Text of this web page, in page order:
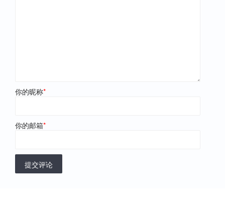
你的昵称*
你的邮箱*
提交评论